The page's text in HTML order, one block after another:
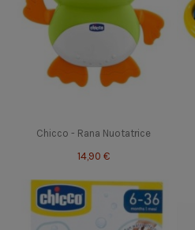
Chicco - Rana Nuotatrice
14,90 €